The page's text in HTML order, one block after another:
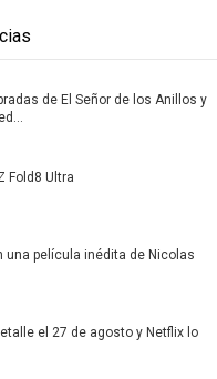
de El Señor de los Anillos y
Fold8 Ultra
una película inédita de Nicolas
el 27 de agosto y Netflix lo